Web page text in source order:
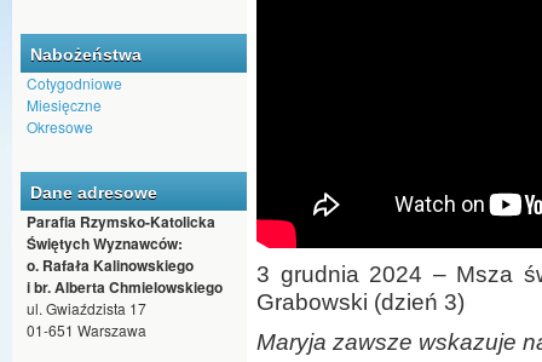
Nabożeństwa
Cotygodniowe
Miesięczne
Okresowe
Dane adresowe
Parafia Rzymsko-Katolicka
Świętych Wyznawców:
o. Rafała Kalinowskiego
i br. Alberta Chmielowskiego
ul. Gwiaździsta 17
01-651 Warszawa
3 grudnia 2024 – Msza
Grabowski (dzień 3)
Maryja zawsze wskazuje